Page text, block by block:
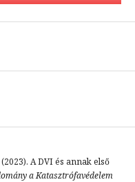
A DVI és annak első
a Katasztrófavédelem